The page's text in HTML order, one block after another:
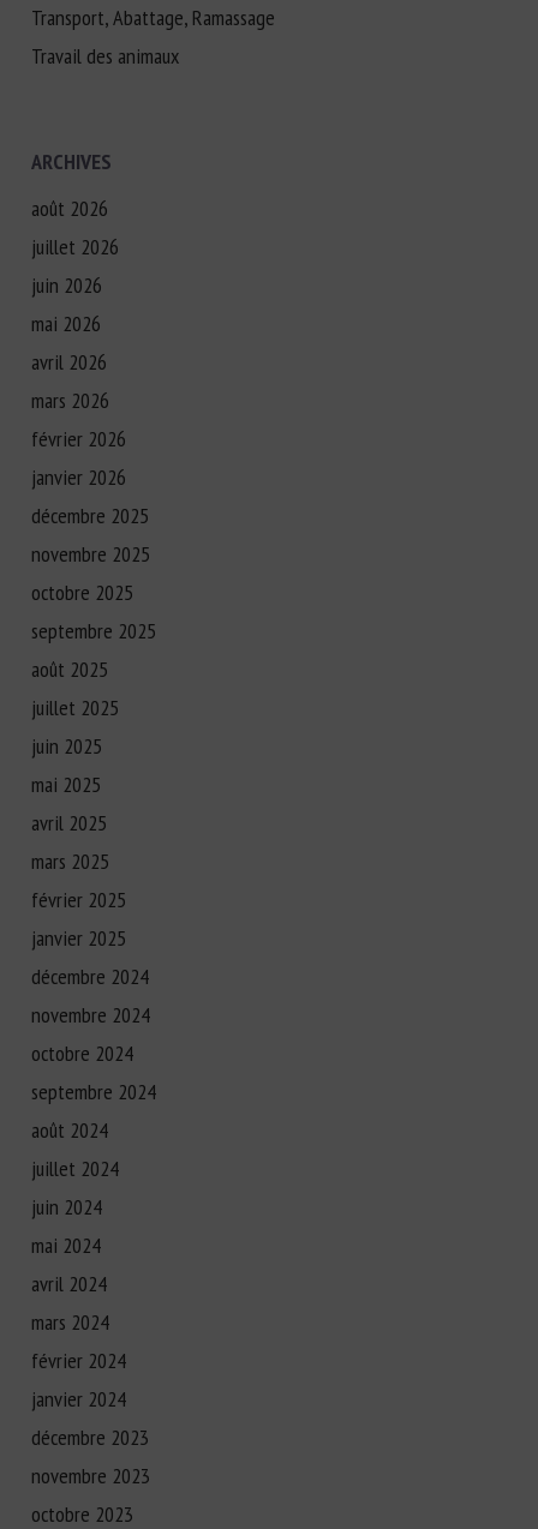
Transport, Abattage, Ramassage
Travail des animaux
ARCHIVES
août 2026
juillet 2026
juin 2026
mai 2026
avril 2026
mars 2026
février 2026
janvier 2026
décembre 2025
novembre 2025
octobre 2025
septembre 2025
août 2025
juillet 2025
juin 2025
mai 2025
avril 2025
mars 2025
février 2025
janvier 2025
décembre 2024
novembre 2024
octobre 2024
septembre 2024
août 2024
juillet 2024
juin 2024
mai 2024
avril 2024
mars 2024
février 2024
janvier 2024
décembre 2023
novembre 2023
octobre 2023